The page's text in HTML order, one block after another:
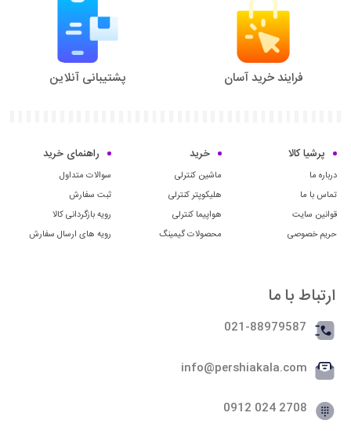
فرایند خرید آسان پشتیبانی آنلاین
پرشیا کالا
درباره ما
تماس با ما
قوانین سایت
حریم خصوصی
خرید
ماشین کنترلی
هلیکوپتر کنترلی
هواپیما کنترلی
محصولات گیمینگ
راهنمای خرید
سوالات متداول
ثبت سفارش
رویه بازگردانی کالا
رویه های ارسال سفارش
ارتباط با ما
021-88979587
info@pershiakala.com
2708 024 0912